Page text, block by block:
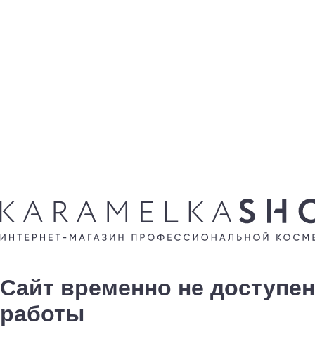
Сайт временно не
работы